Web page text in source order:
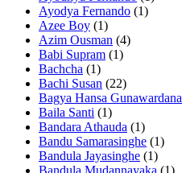
Ayodya Fernando (1)
Azee Boy (1)
Azim Ousman (4)
Babi Supram (1)
Bachcha (1)
Bachi Susan (22)
Bagya Hansa Gunawardana
Baila Santi (1)
Bandara Athauda (1)
Bandu Samarasinghe (1)
Bandula Jayasinghe (1)
Bandula Mudannayaka (1)